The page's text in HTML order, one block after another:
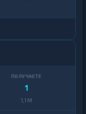
1
1,1 M